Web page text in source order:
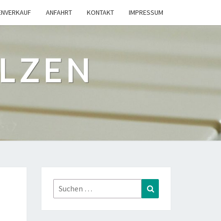
ANFAHRT KONTAKT IMPRESSUM
Suchen
nach: